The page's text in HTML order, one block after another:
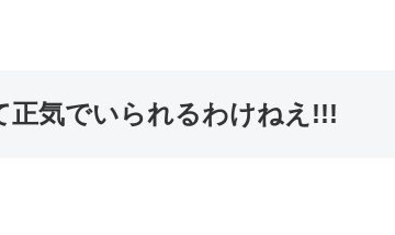
正気でいられるわけねえ!!!